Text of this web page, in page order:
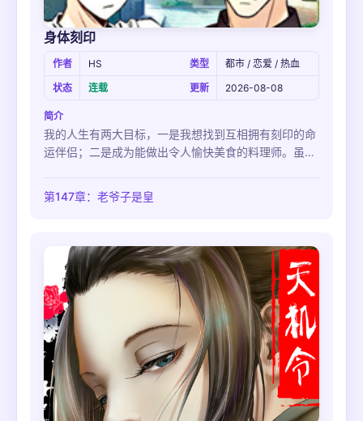
身体刻印
作者 HS 类型
都市 / 恋爱 / 热血
状态
连载 更新 2026-08-08
简介
我的人生有两大目标，一是我想找到互相拥有刻印的命
运伴侣；二是成为能做出令人愉快美食的料理师。虽然
帮厨，只是万万没想到，厨艺没学成，我和师父的关系
第147章：老爷子是皇